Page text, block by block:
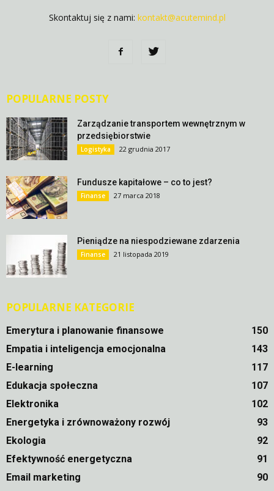
Skontaktuj się z nami: kontakt@acutemind.pl
POPULARNE POSTY
Zarządzanie transportem wewnętrznym w
przedsiębiorstwie
Logistyka 22 grudnia 2017
Fundusze kapitałowe – co to jest?
Finanse 27 marca 2018
Pieniądze na niespodziewane zdarzenia
Finanse 21 listopada 2019
POPULARNE KATEGORIE
Emerytura i planowanie finansowe
150
Empatia i inteligencja emocjonalna
143
E-learning
117
Edukacja społeczna
107
Elektronika
102
Energetyka i zrównoważony rozwój
93
Ekologia
92
Efektywność energetyczna
91
Email marketing
90